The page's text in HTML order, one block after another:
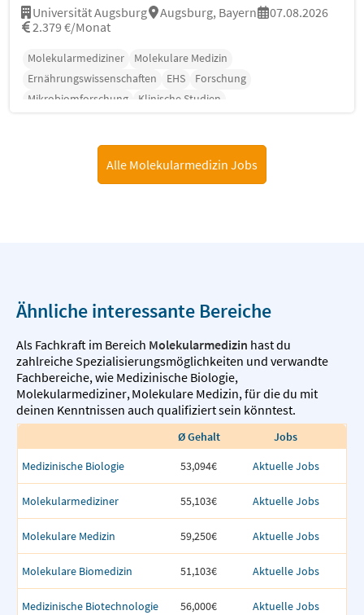
Universität Augsburg Augsburg, Bayern
07.08.2026
2.379 €/Monat
Molekularmediziner
Molekulare Medizin
Ernährungswissenschaften
EHS
Forschung
Mikrobiomforschung
Klinische Studien
Alle Molekularmedizin Jobs
Ähnliche interessante Bereiche
Als Fachkraft im Bereich Molekularmedizin hast du
zahlreiche Spezialisierungsmöglichkeiten und verwandte
Fachbereiche, wie Medizinische Biologie,
Molekularmediziner,Molekulare Medizin,für die du mit
deinen Kenntnissen auch qualifiziert sein könntest.
Ø Gehalt
Jobs
Medizinische Biologie
53,094€ Aktuelle Jobs
Molekularmediziner 55,103€ Aktuelle Jobs
Molekulare Medizin 59,250€ Aktuelle Jobs
Molekulare Biomedizin 51,103€ Aktuelle Jobs
Medizinische Biotechnologie 56,000€ Aktuelle Jobs